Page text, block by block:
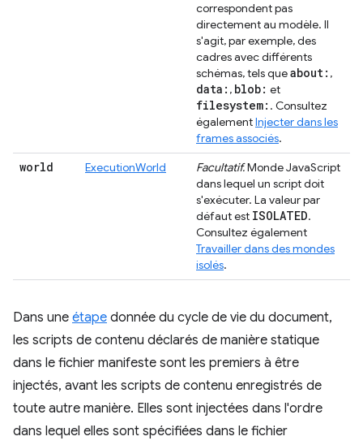
correspondent pas
directement au modèle. Il
s'agit, par exemple, des
cadres avec différents
schémas, tels queabout: ,
data: , blob: et
filesystem: . Consultez
égalementInjecter dans les
frames associés.
world ExecutionWorld Facultatif.Monde JavaScript
dans lequel un script doit
s'exécuter. La valeur par
défaut est ISOLATED.
Consultez également
Travailler dans des mondes
isolés.
Dans une étape donnée du cycle de vie du document,
les scripts de contenu déclarés de manière statique
dans le fichier manifeste sont les premiers à être
injectés, avant les scripts de contenu enregistrés de
toute autre manière. Elles sont injectées dans l'ordre
dans lequel elles sont spécifiées dans le fichier